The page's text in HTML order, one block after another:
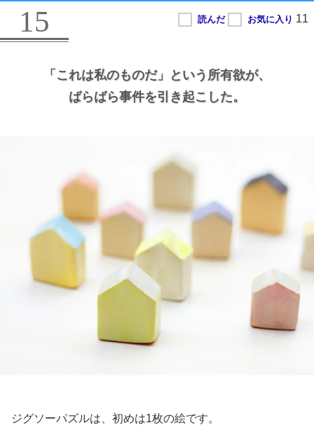
15
「これは私のものだ」という所有欲が、
ばらばら事件を引き起こした。
ジグソーパズルは、初めは1枚の絵です。